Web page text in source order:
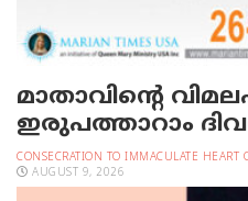
മാതാവിന്റെ
ഇരുപത്താറാം
CONSECRATION TO IMMACULATE HEART
AUGUST 9, 2026